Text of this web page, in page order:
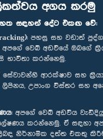
අගය කරමු
සඳහන් දේට එකඟ වේ:
පහසු සහ වඩාත්
වෙබ් අඩවියේ ඔබගේ
භාවිතා කරන්නෙමු.
සේවාවන්හි ආරක්ෂාව සහ
උපාංග විස්තර සහ
අපගේ වෙබ් අඩවිය
කරන්නෙමු. ඒ සඳහා
නිර්නාමික දත්ත එකතු